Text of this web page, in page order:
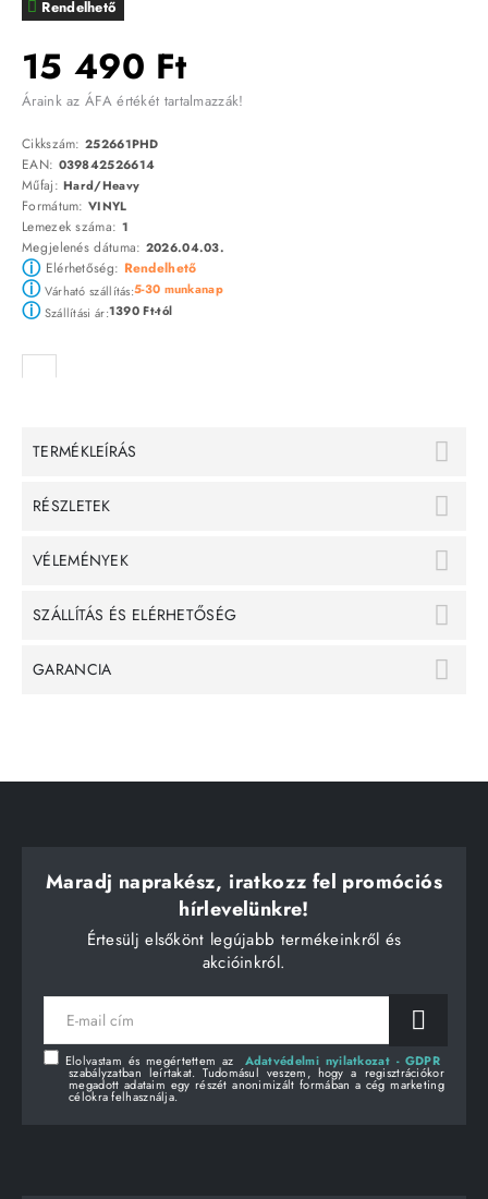
Rendelhető
15 490 Ft
Áraink az ÁFA értékét tartalmazzák!
Cikkszám: 252661PHD
EAN: 039842526614
Műfaj:Hard/Heavy
Formátum: VINYL
Lemezek száma: 1
Megjelenés dátuma: 2026.04.03.
ⓘElérhetőség: Rendelhető
ⓘVárható szállítás:5-30 munkanap
ⓘSzállítási ár:1390 Ft-tól
TERMÉKLEÍRÁS
RÉSZLETEK
VÉLEMÉNYEK
SZÁLLÍTÁS ÉS ELÉRHETŐSÉG
GARANCIA
Maradj naprakész, iratkozz fel promóciós
hírlevelünkre!
Értesülj elsőkönt legújabb termékeinkről és
akcióinkról.
E-
mail
Elolvastam és megértettem az Adatvédelmi nyilatkozat - GDPR
szabályzatban leírtakat. Tudomásul veszem, hogy a regisztrációkor
megadott adataim egy részét anonimizált formában a cég marketing
célokra felhasználja.